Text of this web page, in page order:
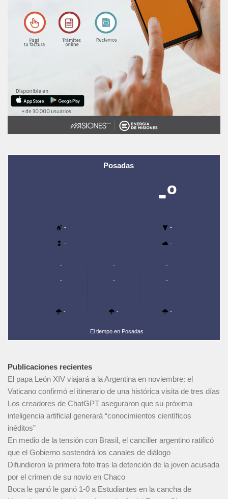
Posadas
-º
- -
- -
-
-
-
-
-
-
-
-
-
El tiempo en Posadas
Publicaciones recientes
El papa León XIV viajará a la Argentina en noviembre: el
Vaticano confirmó el itinerario de una histórica visita de tres días
Los creadores de ChatGPT aseguraron que su próxima
inteligencia artificial generará “conocimientos científicos
inéditos”
En medio de la tensión con Brasil, el canciller argentino ratificó
que el Gobierno sostendrá los canales de diálogo
Difundieron la primera foto tras la detención de la joven acusada
por el crimen de su novio en Chaco
Boca le ganó le ganó 1-0 a Estudiantes en la cancha de